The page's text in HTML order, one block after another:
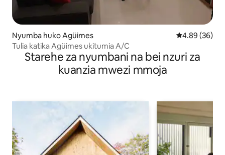
Nyumba huko Agüimes Ukadiriaji wa
4.89 (36)
Tulia katika Agüimes ukitumia A/C
Starehe za nyumbani na bei nzuri za
kuanzia mwezi mmoja